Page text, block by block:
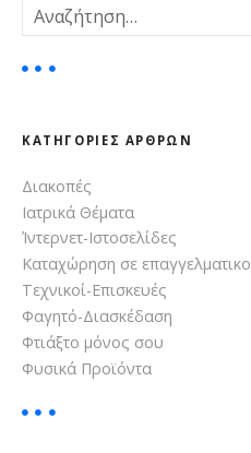
γ
η
η
ά
ρ
θ
ρ
ω
ν
ζ
η
η
γ
ι
α
:
ΚΑΤΗΓΟΡΊΕΣ ΆΡΘΡΩΝ
Διακοπές
Ιατρικά Θέματα
Ίντερνετ-Ιστοσελίδες
Καταχώρηση σε
Τεχνικοί-Επισκευές
Φαγητό-Διασκέδαση
Φτιάξτο μόνος σου
Φυσικά Προϊόντα